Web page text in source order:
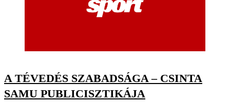
A TÉVEDÉS SZABADSÁGA – CSINTA
SAMU PUBLICISZTIKÁJA